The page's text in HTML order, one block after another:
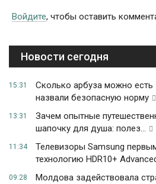
Войдите, чтобы оставить
Новости сегодня
15:31
Сколько арбуза можно есть
назвали безопасную норму
13:31
Зачем опытные
шапочку для душа: полез...
11:34
Телевизоры Samsung
технологию HDR10+
09:28
Молдова задействовала